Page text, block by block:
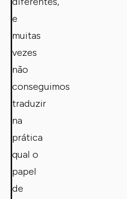
e
muitas
vezes
não
conseguimos
traduzir
na
prática
qual o
papel
de